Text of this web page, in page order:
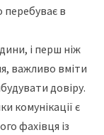
перебуває в
і перш ніж
важливо вміти
довіру.
комунікації є
фахівця із